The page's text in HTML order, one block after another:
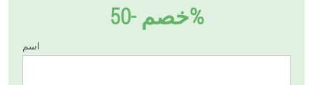
خصم -50%
اسم